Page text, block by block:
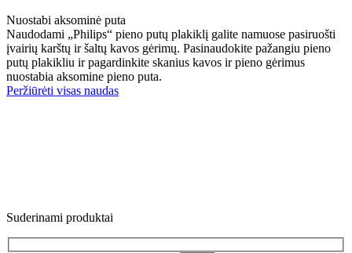
Nuostabi aksominė puta
Naudodami „Philips“ pieno putų plakiklį galite namuose pasiruošti
įvairių karštų ir šaltų kavos gėrimų. Pasinaudokite pažangiu pieno
putų plakikliu ir pagardinkite skanius kavos ir pieno gėrimus
nuostabia aksomine pieno puta.
Peržiūrėti visas naudas
Suderinami produktai